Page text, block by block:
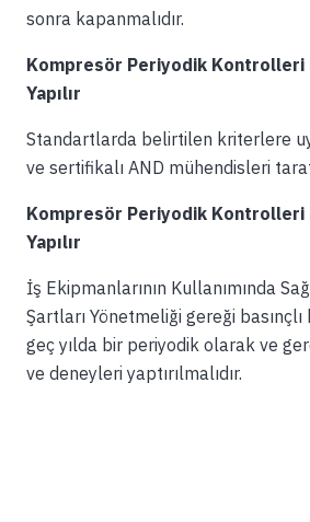
sonra kapanmalıdır.
Kompresör Periyodik Kontrolleri
Yapılır
Standartlarda belirtilen kriterlere
ve sertifikalı AND mühendisleri
Kompresör Periyodik Kontrolleri
Yapılır
İş Ekipmanlarının Kullanımında
Şartları Yönetmeliği gereği basınçlı
geç yılda bir periyodik olarak ve
ve deneyleri yaptırılmalıdır.